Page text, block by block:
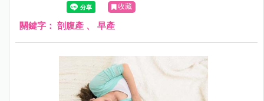
產後大出血等。2017年7月的美國婦產科學期刊（American
Journal of Obstetrics and Gynecology）有一項研究發現，
收藏
關鍵字： 剖腹產 、 早產